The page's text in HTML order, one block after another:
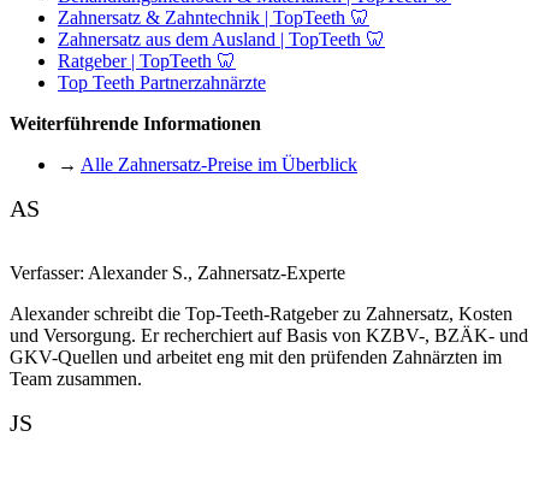
Zahnersatz & Zahntechnik | TopTeeth 🦷
Zahnersatz aus dem Ausland | TopTeeth 🦷
Ratgeber | TopTeeth 🦷
Top Teeth Partnerzahnärzte
Weiterführende Informationen
→ Alle Zahnersatz-Preise im Überblick
AS
Verfasser: Alexander S., Zahnersatz-Experte
Alexander schreibt die Top-Teeth-Ratgeber zu Zahnersatz, Kosten
und Versorgung. Er recherchiert auf Basis von KZBV-, BZÄK- und
GKV-Quellen und arbeitet eng mit den prüfenden Zahnärzten im
Team zusammen.
JS